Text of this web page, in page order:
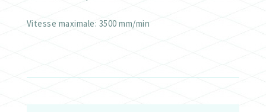
Vitesse maximale: 3500 mm/min